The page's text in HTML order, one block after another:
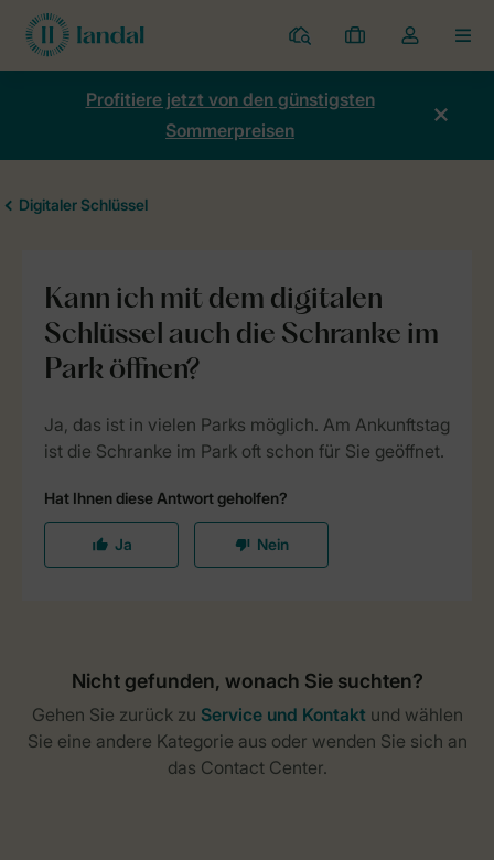
Ferienparks
Meine
Buchungen
Dropdown-
Menü
Kontos
Profitiere jetzt von den günstigsten
Sommerpreisen